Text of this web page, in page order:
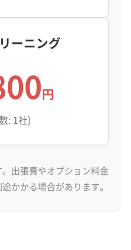
ーニング
円
: 1社)
出張費やオプション料金
かかる場合があります。